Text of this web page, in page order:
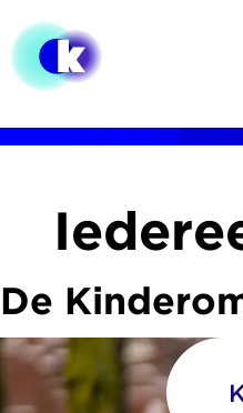
Overslaan
en
naar
de
De